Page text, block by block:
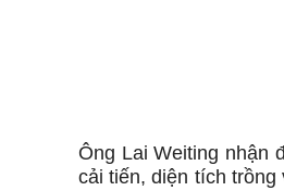
Ông Lai Weiting nhận
cải tiến, diện tích